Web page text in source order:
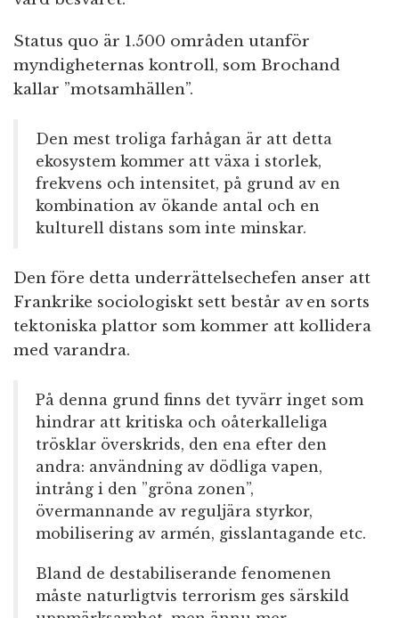
Status quo är 1.500 områden utanför
myndigheternas kontroll, som Brochand
kallar ”motsamhällen”.
Den mest troliga farhågan är att detta
ekosystem kommer att växa i storlek,
frekvens och intensitet, på grund av en
kombination av ökande antal och en
kulturell distans som inte minskar.
Den före detta underrättelsechefen anser att
Frankrike sociologiskt sett består av en sorts
tektoniska plattor som kommer att kollidera
med varandra.
På denna grund finns det tyvärr inget som
hindrar att kritiska och oåterkalleliga
trösklar överskrids, den ena efter den
andra: användning av dödliga vapen,
intrång i den ”gröna zonen”,
övermannande av reguljära styrkor,
mobilisering av armén, gisslantagande etc.
Bland de destabiliserande fenomenen
måste naturligtvis terrorism ges särskild